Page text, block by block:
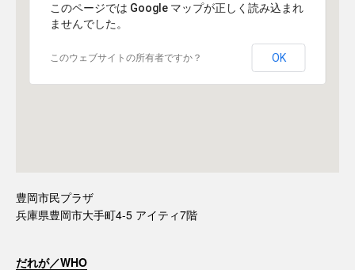
このページでは Google マップが正しく読み込まれ
ませんでした。
このウェブサイトの所有者ですか？ OK
豊岡市民プラザ
兵庫県豊岡市大手町4-5 アイティ7階
だれが／WHO